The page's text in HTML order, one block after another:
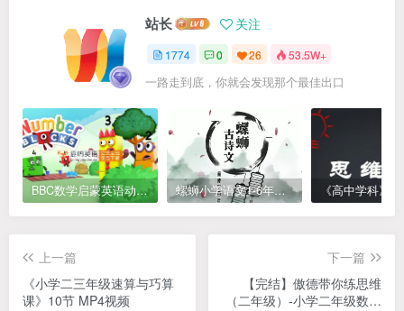
站长 关注
1774 0 26 53.5W+
一路走到底，你就会发现那个最佳出口
BBC数学启蒙英语动画Numberblocks数字积木，全七季共161集，1080P高清视频带英文字幕 螺蛳小学语文1-6年级《小学古诗文》课程视频
上一篇
《小学二三年级速算与巧算
课》10节 MP4视频
下一篇
【完结】傲德带你练思维
（二年级）-小学二年级数学